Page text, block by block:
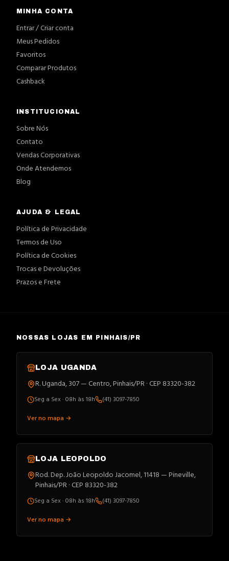
MINHA CONTA
Entrar / Criar conta
Meus Pedidos
Favoritos
Comparar Produtos
Cashback
INSTITUCIONAL
Sobre Nós
Contato
Vendas Corporativas
Onde Atendemos
Blog
AJUDA & LEGAL
Política de Privacidade
Termos de Uso
Política de Cookies
Trocas e Devoluções
Prazos e Frete
NOSSAS LOJAS EM PINHAIS/PR
LOJA UGANDA
R. Uganda, 307 — Centro, Pinhais/PR · CEP 83320-382
Seg a Sex · 08h às 18h
(41) 3097-7850
Ver no mapa →
LOJA LEOPOLDO
Rod. Dep. João Leopoldo Jacomel, 11418 — Pineville,
Pinhais/PR · CEP 83320-382
Seg a Sex · 08h às 18h
(41) 3097-7850
Ver no mapa →